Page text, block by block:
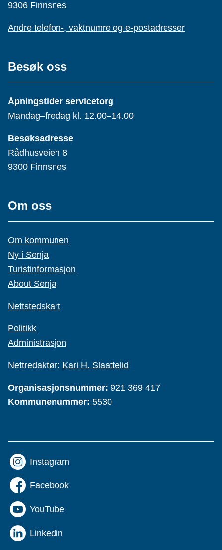
9306 Finnsnes
Andre telefon-, vaktnumre og e-postadresser
Besøk oss
Åpningstider servicetorg
Mandag–fredag kl. 12.00–14.00
Besøksadresse
Rådhusveien 8
9300 Finnsnes
Om oss
Om kommunen
Ny i Senja
Turistinformasjon
About Senja
Nettstedskart
Politikk
Administrasjon
Nettredaktør: Kari H. Slaattelid
Organisasjonsnummer: 921 369 417
Kommunenummer: 5530
Instagram
Facebook
YouTube
Linkedin